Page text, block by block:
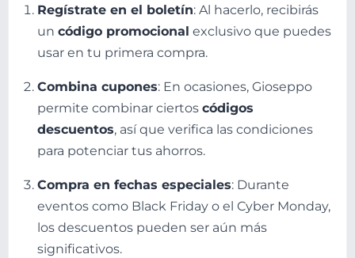
Regístrate en el boletín: Al hacerlo, recibirás
un código promocional exclusivo que puedes
usar en tu primera compra.
Combina cupones: En ocasiones, Gioseppo
permite combinar ciertos códigos
descuentos, así que verifica las condiciones
para potenciar tus ahorros.
Compra en fechas especiales: Durante
eventos como Black Friday o el Cyber Monday,
los descuentos pueden ser aún más
significativos.